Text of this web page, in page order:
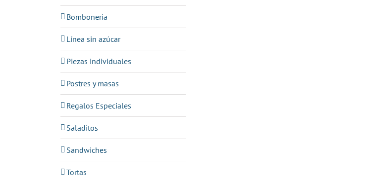
Bomboneria
Línea sin azúcar
Piezas individuales
Postres y masas
Regalos Especiales
Saladitos
Sandwiches
Tortas